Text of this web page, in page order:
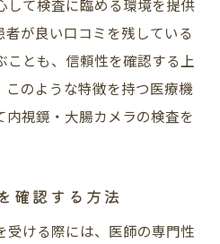
して検査に臨める環境を提供
者が良い口コミを残している
ことも、信頼性を確認する上
のような特徴を持つ医療機
視鏡・大腸カメラの検査を
確認する方法
受ける際には、医師の専門性